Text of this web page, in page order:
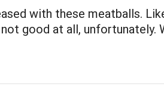
with these meatballs.
good at all, unfortunately.